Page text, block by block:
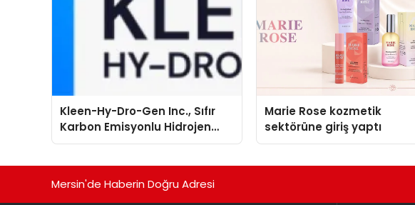
Kleen-Hy-Dro-Gen Inc., Sıfır
Karbon Emisyonlu Hidrojen
Isıtma Teknolojisinde ISO ve
Marie Rose kozmetik
sektörüne giriş yaptı
Mersin'de Haberin Doğru Adresi